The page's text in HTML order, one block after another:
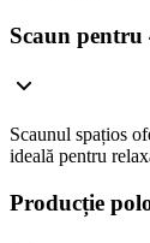
Scaun pentru
Scaunul spațios
ideală pentru
Producție